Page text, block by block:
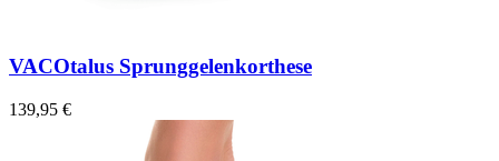
VACOtalus Sprunggelenkorthese
139,95 €